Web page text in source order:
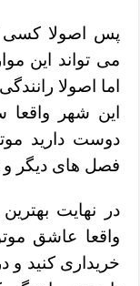
پس اصولا کسی
می تواند این
اما اصولا
این شهر
دوست دارید
فصل های دیگر و
در نهایت
واقعا عاشق
خریداری کنید